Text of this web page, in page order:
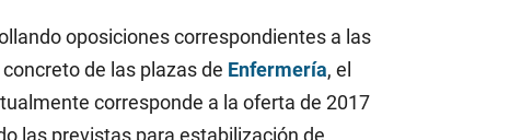
oposiciones correspondientes a las
concreto de las plazas de Enfermería, el
corresponde a la oferta de 2017
las previstas para estabilización de